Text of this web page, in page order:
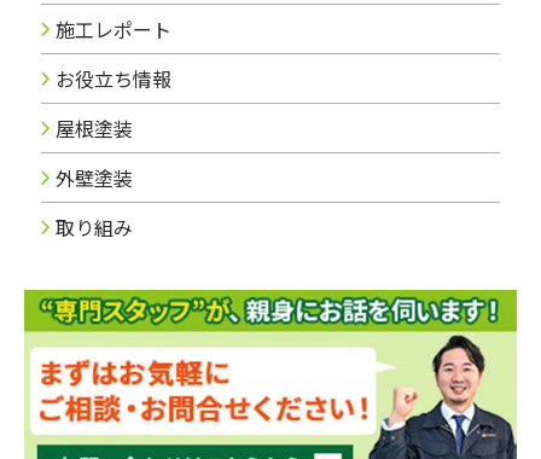
施工レポート
お役立ち情報
屋根塗装
外壁塗装
取り組み